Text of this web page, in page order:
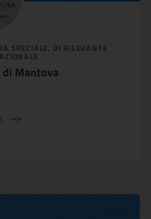
SPECIALE, DI RILEVANTE
di Mantova